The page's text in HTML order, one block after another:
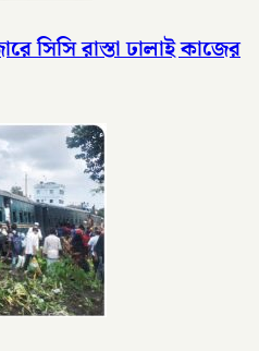
সিসি রাস্তা ঢালাই কাজের